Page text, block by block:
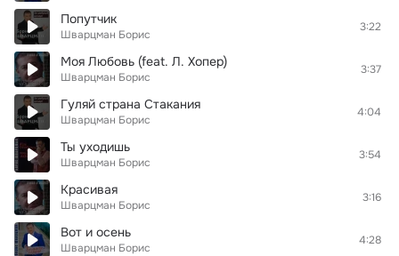
Попутчик
Шварцман Борис
3:22
Моя Любовь (feat. Л. Хопер)
Шварцман Борис
3:37
Гуляй страна Стакания
Шварцман Борис
4:04
Ты уходишь
Шварцман Борис
3:54
Красивая
Шварцман Борис
3:16
Вот и осень
Шварцман Борис
4:28